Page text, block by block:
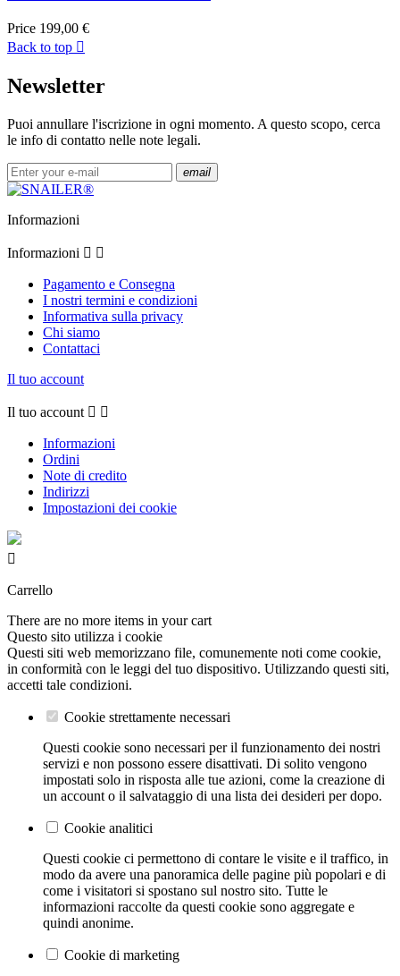
Price 199,00 €
Back to top 
Newsletter
Puoi annullare l'iscrizione in ogni momento. A questo scopo, cerca
le info di contatto nelle note legali.
email
Informazioni
Informazioni  
Pagamento e Consegna
I nostri termini e condizioni
Informativa sulla privacy
Chi siamo
Contattaci
Il tuo account
Il tuo account  
Informazioni
Ordini
Note di credito
Indirizzi
Impostazioni dei cookie

Carrello
There are no more items in your cart
Questo sito utilizza i cookie
Questi siti web memorizzano file, comunemente noti come cookie,
in conformità con le leggi del tuo dispositivo. Utilizzando questi siti,
accetti tale condizioni.
Cookie strettamente necessari
Questi cookie sono necessari per il funzionamento dei nostri
servizi e non possono essere disattivati. Di solito vengono
impostati solo in risposta alle tue azioni, come la creazione di
un account o il salvataggio di una lista dei desideri per dopo.
Cookie analitici
Questi cookie ci permettono di contare le visite e il traffico, in
modo da avere una panoramica delle pagine più popolari e di
come i visitatori si spostano sul nostro sito. Tutte le
informazioni raccolte da questi cookie sono aggregate e
quindi anonime.
Cookie di marketing